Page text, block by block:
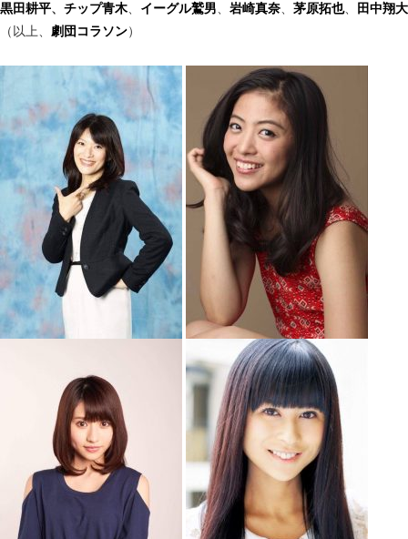
黒田耕平、 チップ青木 イーグル鷲男 岩崎真奈 茅原拓也、 田中翔大
（以上、 劇団コラソン）